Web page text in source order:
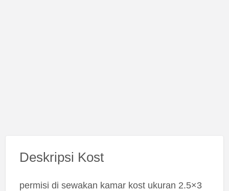
Deskripsi Kost
permisi di sewakan kamar kost ukuran 2.5×3